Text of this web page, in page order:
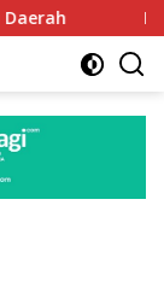
DPR Dorong